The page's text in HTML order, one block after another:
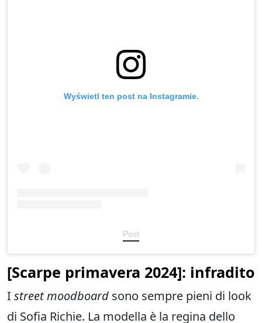
Wyświetl ten post na Instagramie.
Post
[Scarpe primavera 2024]: infradito
I street moodboard sono sempre pieni di look
di Sofia Richie. La modella è la regina dello